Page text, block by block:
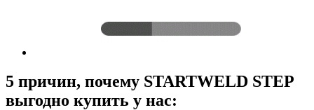
5 причин, почему STARTWELD STEP
выгодно купить у нас: